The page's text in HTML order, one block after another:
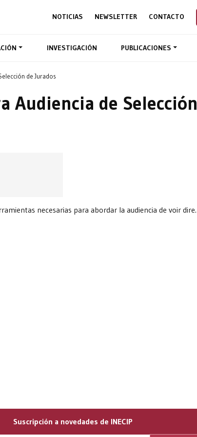
NOTICIAS NEWSLETTER CONTACTO
INVESTIGACIÓN PUBLICACIONES
de Jurados
Audiencia de Selección
necesarias para abordar la audiencia de voir dire.
Suscripción a novedades de INECIP